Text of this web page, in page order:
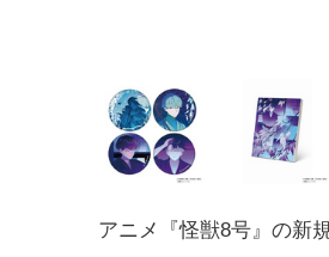
アニメ『怪獣8号』の新